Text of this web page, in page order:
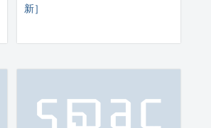
新］